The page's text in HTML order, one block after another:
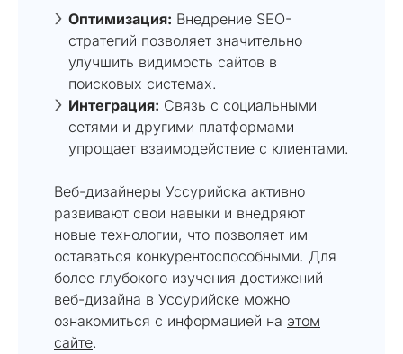
Оптимизация: Внедрение SEO-
стратегий позволяет значительно
улучшить видимость сайтов в
поисковых системах.
Интеграция: Связь с социальными
сетями и другими платформами
упрощает взаимодействие с клиентами.
Веб-дизайнеры Уссурийска активно
развивают свои навыки и внедряют
новые технологии, что позволяет им
оставаться конкурентоспособными. Для
более глубокого изучения достижений
веб-дизайна в Уссурийске можно
ознакомиться с информацией на этом
сайте.